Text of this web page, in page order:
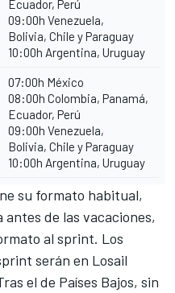
Ecuador, Perú
09:00h Venezuela,
Bolivia, Chile y Paraguay
10:00h Argentina, Uruguay
07:00h México
08:00h Colombia, Panamá,
Ecuador, Perú
09:00h Venezuela,
Bolivia, Chile y Paraguay
10:00h Argentina, Uruguay
su formato habitual,
de las vacaciones,
al sprint. Los
serán en Losail
el de Países Bajos, sin